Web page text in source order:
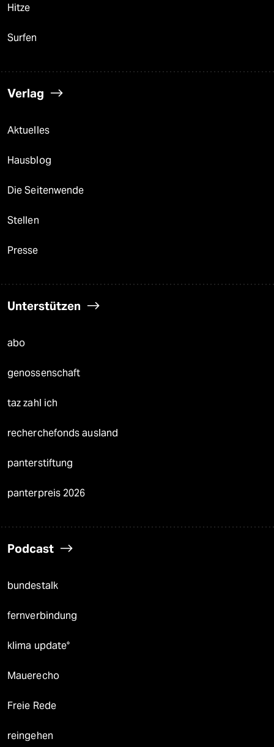
Hitze
Surfen
Verlag
Aktuelles
Hausblog
Die Seitenwende
Stellen
Presse
Unterstützen
abo
genossenschaft
taz zahl ich
recherchefonds ausland
panterstiftung
panterpreis 2026
Podcast
bundestalk
fernverbindung
klima update°
Mauerecho
Freie Rede
reingehen